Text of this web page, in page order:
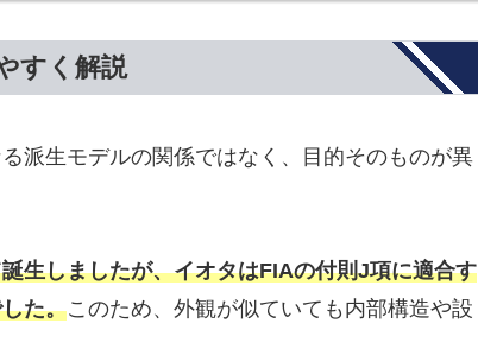
すく解説
派生モデルの関係ではなく、目的そのものが異
生しましたが、イオタはFIAの付則J項に適合す
た。このため、外観が似ていても内部構造や設